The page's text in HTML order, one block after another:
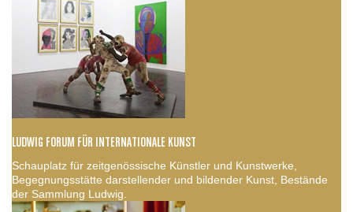
LUDWIG FORUM FÜR INTERNATIONALE KUNST
Schauplatz für zeitgenössische Künstler und Kunstwerke,
Begegnungsstätte darstellender und bildender Kunst, Bestände
der Sammlung Ludwig.